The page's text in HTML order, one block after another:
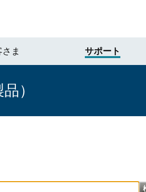
ま サポート
）